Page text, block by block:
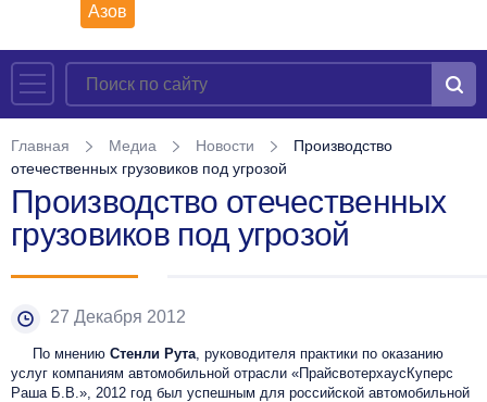
Азов
Главная Медиа Новости
Производство
отечественных грузовиков под угрозой
Производство отечественных
грузовиков под угрозой
27 Декабря 2012
По мнению Стенли Рута , руководителя практики по оказанию
услуг компаниям автомобильной отрасли «ПрайсвотерхаусКуперс
Раша Б.В.», 2012 год был успешным для российской автомобильной